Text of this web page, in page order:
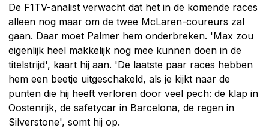
De F1TV-analist verwacht dat het in de komende races
alleen nog maar om de twee McLaren-coureurs zal
gaan. Daar moet Palmer hem onderbreken. 'Max zou
eigenlijk heel makkelijk nog mee kunnen doen in de
titelstrijd', kaart hij aan. 'De laatste paar races hebben
hem een beetje uitgeschakeld, als je kijkt naar de
punten die hij heeft verloren door veel pech: de klap in
Oostenrijk, de safetycar in Barcelona, de regen in
Silverstone', somt hij op.